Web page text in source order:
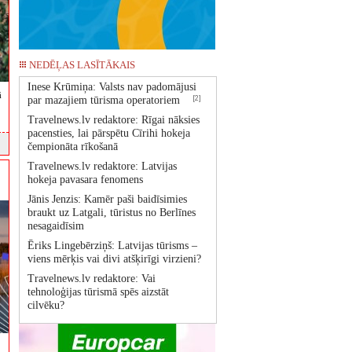
NEDĒĻAS LASĪTĀKAIS
Inese Krūmiņa: Valsts nav padomājusi
par mazajiem tūrisma operatoriem
[2]
Travelnews.lv redaktore: Rīgai nāksies
pacensties, lai pārspētu Cīrihi hokeja
čempionāta rīkošanā
Travelnews.lv redaktore: Latvijas
hokeja pavasara fenomens
Jānis Jenzis: Kamēr paši baidīsimies
braukt uz Latgali, tūristus no Berlīnes
nesagaidīsim
Ēriks Lingebērziņš: Latvijas tūrisms –
viens mērķis vai divi atšķirīgi virzieni?
Travelnews.lv redaktore: Vai
tehnoloģijas tūrismā spēs aizstāt
cilvēku?